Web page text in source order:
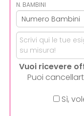
N. BAMBINI
Vuoi ricevere
Puoi
Sì,